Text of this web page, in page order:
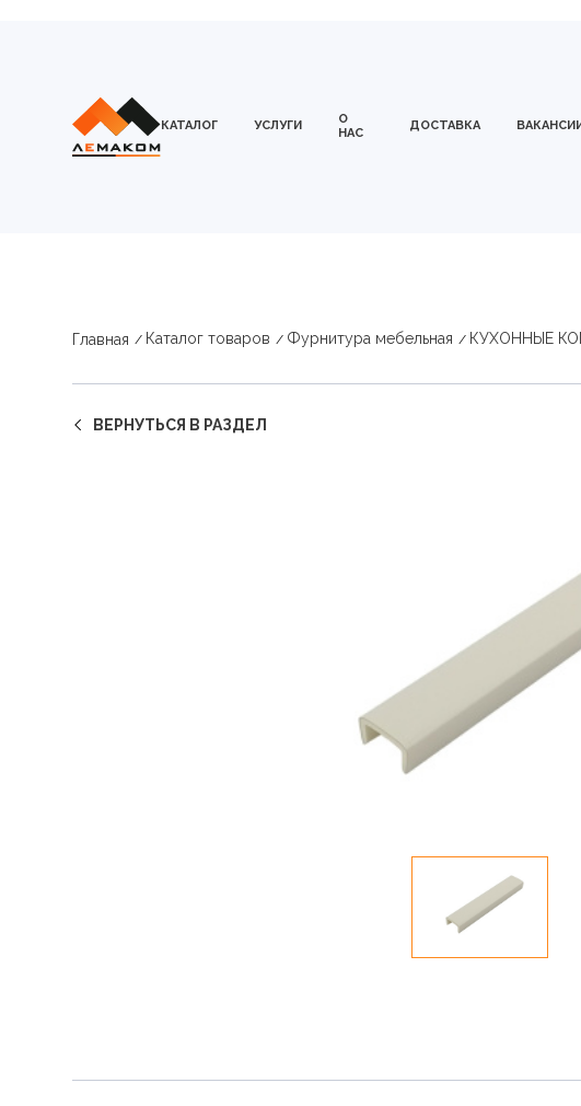
КАТАЛОГ УСЛУГИ
О
НАС
ДОСТАВКА ВАКАНСИИ
Главная Каталог товаров Фурнитура мебельная КУХОННЫЕ
ВЕРНУТЬСЯ В РАЗДЕЛ